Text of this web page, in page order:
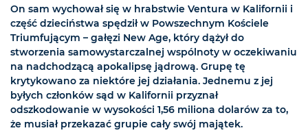
On sam wychował się w hrabstwie Ventura w Kalifornii i
część dzieciństwa spędził w Powszechnym Kościele
Triumfującym – gałęzi New Age, który dążył do
stworzenia samowystarczalnej wspólnoty w oczekiwaniu
na nadchodzącą apokalipsę jądrową. Grupę tę
krytykowano za niektóre jej działania. Jednemu z jej
byłych członków sąd w Kalifornii przyznał
odszkodowanie w wysokości 1,56 miliona dolarów za to,
że musiał przekazać grupie cały swój majątek.